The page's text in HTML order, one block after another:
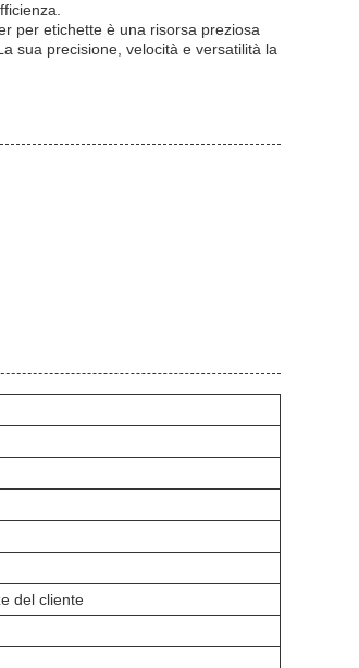
per etichette è una risorsa preziosa
sua precisione, velocità e versatilità la
del cliente